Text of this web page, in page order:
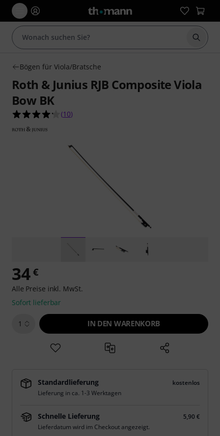
Suche
Bögen für Viola/Bratsche
Roth & Junius RJB Composite Viola
Bow BK
4.2 von 5 Sternen aus 10 Kundenbewertungen
(10)
34€
Alle Preise inkl. MwSt.
Sofort lieferbar
1 IN DEN WARENKORB
Standardlieferung
kostenlos
Lieferung in ca. 1-3 Werktagen
Schnelle Lieferung
5,90 €
Lieferdatum wird im Checkout angezeigt.